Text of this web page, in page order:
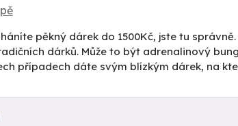
pěkný dárek do 1500Kč, jste tu
dárků. Může to být adrenalinový
případech dáte svým blízkým dárek, na